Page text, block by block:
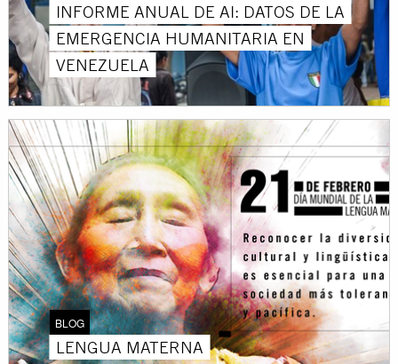
INFORME ANUAL DE AI: DATOS DE LA
EMERGENCIA HUMANITARIA EN
VENEZUELA
BLOG
LENGUA MATERNA